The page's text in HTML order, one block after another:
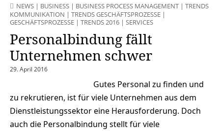
NEWS | BUSINESS | BUSINESS PROCESS MANAGEMENT | TRENDS
KOMMUNIKATION | TRENDS GESCHÄFTSPROZESSE |
GESCHÄFTSPROZESSE | TRENDS 2016 | SERVICES
Personalbindung fällt
Unternehmen schwer
29. April 2016
Gutes Personal zu finden und
zu rekrutieren, ist für viele Unternehmen aus dem
Dienstleistungssektor eine Herausforderung. Doch
auch die Personalbindung stellt für viele